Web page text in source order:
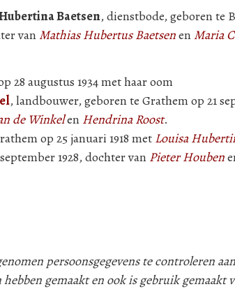
Baetsen, dienstbode, geboren te
van Mathias Hubertus Baetsenen Maria
28 augustus 1934 met haar oom
, landbouwer, geboren te Grathem op 21
de Winkelen Hendrina Roost.
op 25 januari 1918 met Louisa
1928, dochter van Pieter Houben
persoonsgegevens te controleren
gemaakt en ook is gebruik gemaakt